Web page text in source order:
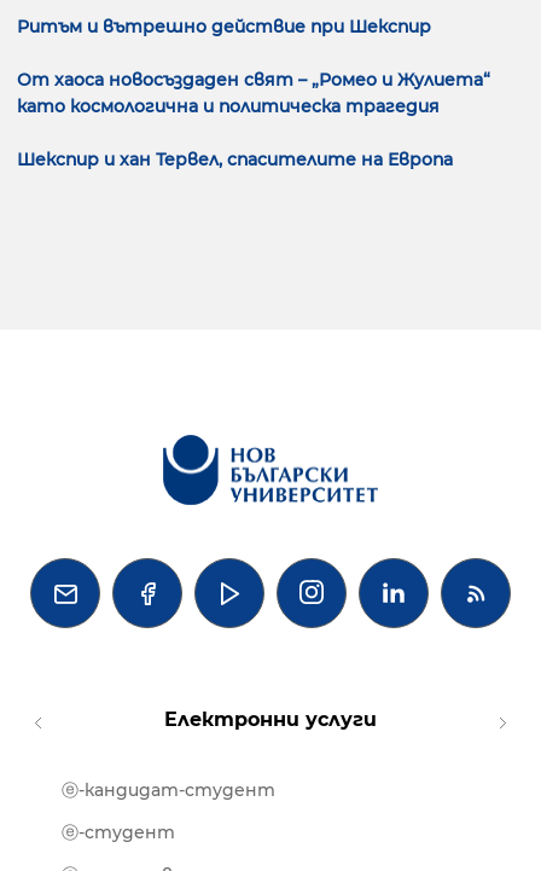
Ритъм и вътрешно действие при Шекспир
От хаоса новосъздаден свят – „Ромео и Жулиета“
като космологична и политическа трагедия
Шекспир и хан Тервел, спасителите на Европа
   
Електронни услуги
ⓔ-кандидат-студент
ⓔ-студент